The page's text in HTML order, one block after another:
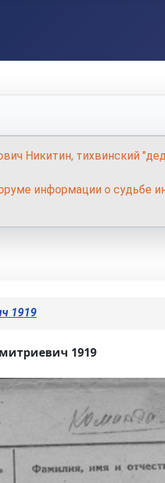
Никитин, тихвинский
информации о судьбе
1919
1919